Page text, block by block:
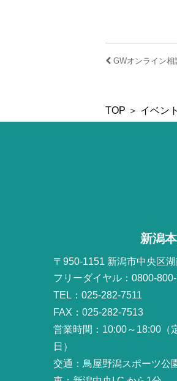
GWオンライン相
TOP ＞ イベント
新潟
〒950-1151 新潟市中央区
フリーダイヤル：0800-
TEL：025-282-7511
FAX：025-282-7513
営業時間：10:00～18:00（
日）
交通：鳥屋野潟スポーツ公